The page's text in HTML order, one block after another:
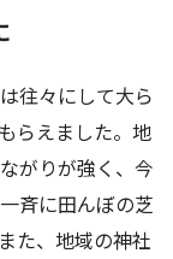
往々にして大ら
らえました。地
がりが強く、今
斉に田んぼの芝
た、地域の神社